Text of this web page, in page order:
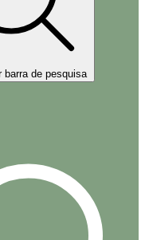
barra de pesquisa